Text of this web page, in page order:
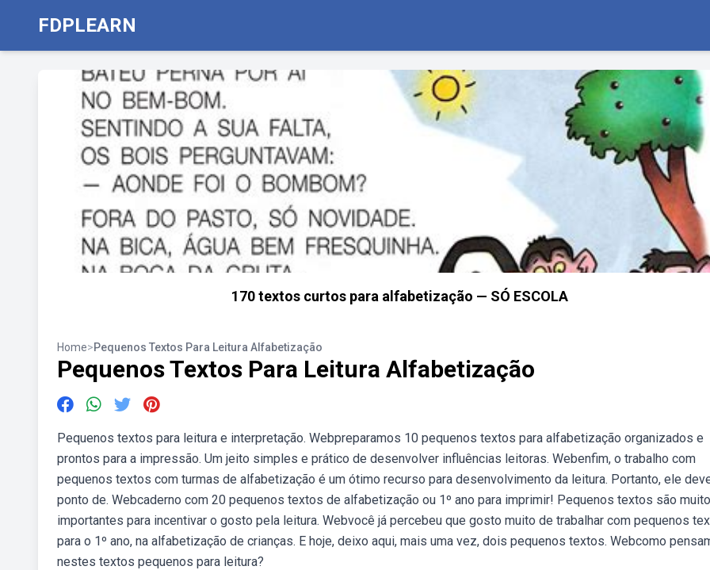
FDPLEARN
170 textos curtos para alfabetização — SÓ ESCOLA
Home>Pequenos Textos Para Leitura Alfabetização
Pequenos Textos Para Leitura Alfabetização
Pequenos textos para leitura e interpretação. Webpreparamos 10 pequenos textos para alfabetização organizados e
prontos para a impressão. Um jeito simples e prático de desenvolver influências leitoras. Webenfim, o trabalho com
pequenos textos com turmas de alfabetização é um ótimo recurso para desenvolvimento da leitura. Portanto, ele
ponto de. Webcaderno com 20 pequenos textos de alfabetização ou 1º ano para imprimir! Pequenos textos são muito
importantes para incentivar o gosto pela leitura. Webvocê já percebeu que gosto muito de trabalhar com pequenos
para o 1º ano, na alfabetização de crianças. E hoje, deixo aqui, mais uma vez, dois pequenos textos. Webcomo
nestes textos pequenos para leitura?